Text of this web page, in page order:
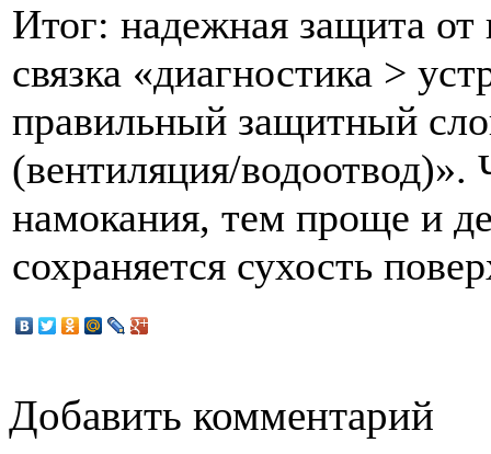
Итог: надежная защита от
связка «диагностика >
правильный защитный
(вентиляция/
намокания, тем проще и
сохраняется сухость
Добавить комментарий